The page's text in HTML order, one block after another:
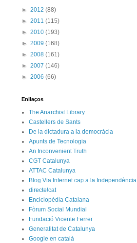
► 2012 (88)
► 2011 (115)
► 2010 (193)
► 2009 (168)
► 2008 (161)
► 2007 (146)
► 2006 (66)
Enllaços
The Anarchist Library
Castellers de Sants
De la dictadura a la democràcia
Apunts de Tecnologia
An Inconvenient Truth
CGT Catalunya
ATTAC Catalunya
Blog Via Internet cap a la Independència
directe!cat
Enciclopèdia Catalana
Fòrum Social Mundial
Fundació Vicente Ferrer
Generalitat de Catalunya
Google en català